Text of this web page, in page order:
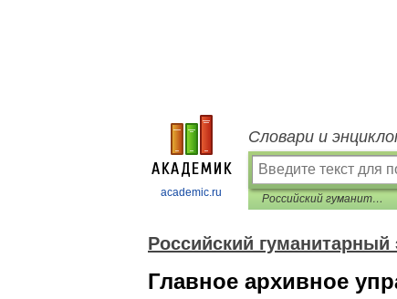
academic.ru
Словари и
Российский гуманитарный энциклопедический словарь
Российский
Главное архивное